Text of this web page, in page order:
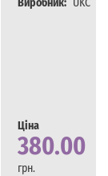
Ціна
380.00
грн.